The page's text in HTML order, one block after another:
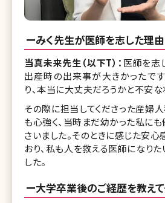
ーみく先生が医師を志した理由
当真未来先生（以下T）： 医師を志
出産時の出来事が大きかったで
り、本当に大丈夫だろうかと不安な
その際に担当してくださった産婦
も心強く、当時まだ幼かった私にも
さいました。そのときに感じた安心
おり、私も人を救える医師になりた
した。
ー大学卒業後のご経歴を教えて